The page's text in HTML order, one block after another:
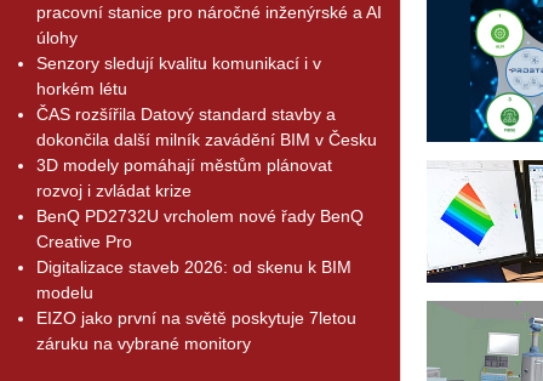
pracovní stanice pro náročné inženýrské a AI
úlohy
Senzory sledují kvalitu komunikací i v
horkém létu
ČAS rozšířila Datový standard stavby a
dokončila další milník zavádění BIM v Česku
3D modely pomáhají městům plánovat
rozvoj i zvládat krize
BenQ PD2732U vrcholem nové řady BenQ
Creative Pro
Digitalizace staveb 2026: od skenu k BIM
modelu
EIZO jako první na světě poskytuje 7letou
záruku na vybrané monitory